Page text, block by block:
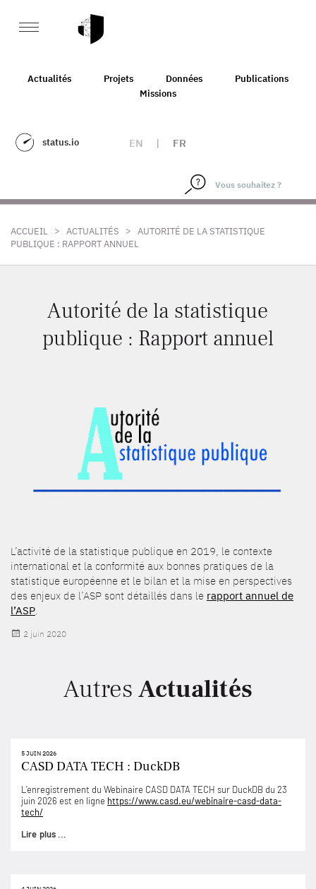
Actualités Projets Données
Publications
Missions
status.io EN | FR
ACCUEIL > ACTUALITÉS > AUTORITÉ DE LA STATISTIQUE
PUBLIQUE : RAPPORT ANNUEL
Autorité de la statistique
publique : Rapport annuel
L’activité de la statistique publique en 2019, le contexte
international et la conformité aux bonnes pratiques de la
statistique européenne et le bilan et la mise en perspectives
des enjeux de l’ASP sont détaillés dans le rapport annuel de
l’ASP.
Publié
2 juin 2020
Autres Actualités
5 JUIN 2026
CASD DATA TECH : DuckDB
L’enregistrement du Webinaire CASD DATA TECH sur DuckDB du 23
juin 2026 est en ligne https://www.casd.eu/webinaire-casd-data-
tech/
Lire plus ...